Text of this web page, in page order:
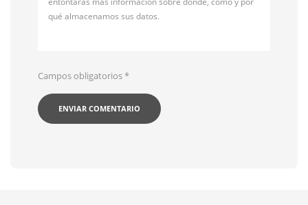
qué almacenamos sus datos.
Campos obligatorios*